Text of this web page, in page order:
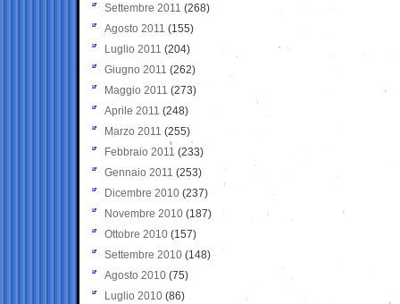
Settembre 2011 (268)
Agosto 2011 (155)
Luglio 2011 (204)
Giugno 2011 (262)
Maggio 2011 (273)
Aprile 2011 (248)
Marzo 2011 (255)
Febbraio 2011 (233)
Gennaio 2011 (253)
Dicembre 2010 (237)
Novembre 2010 (187)
Ottobre 2010 (157)
Settembre 2010 (148)
Agosto 2010 (75)
Luglio 2010 (86)